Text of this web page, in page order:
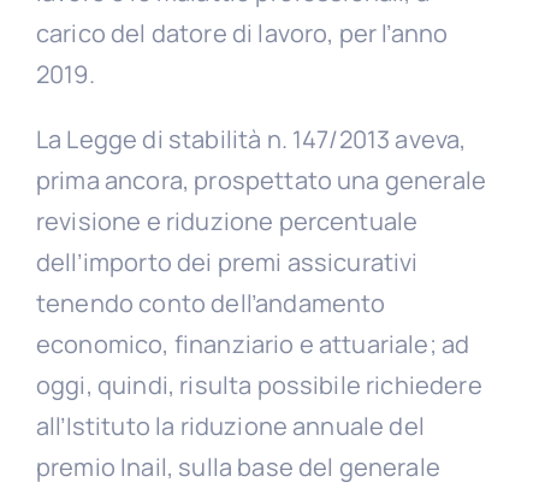
carico del datore di lavoro, per l’anno
2019.
La Legge di stabilità n. 147/2013 aveva,
prima ancora, prospettato una generale
revisione e riduzione percentuale
dell’importo dei premi assicurativi
tenendo conto dell’andamento
economico, finanziario e attuariale; ad
oggi, quindi, risulta possibile richiedere
all’Istituto la riduzione annuale del
premio Inail, sulla base del generale